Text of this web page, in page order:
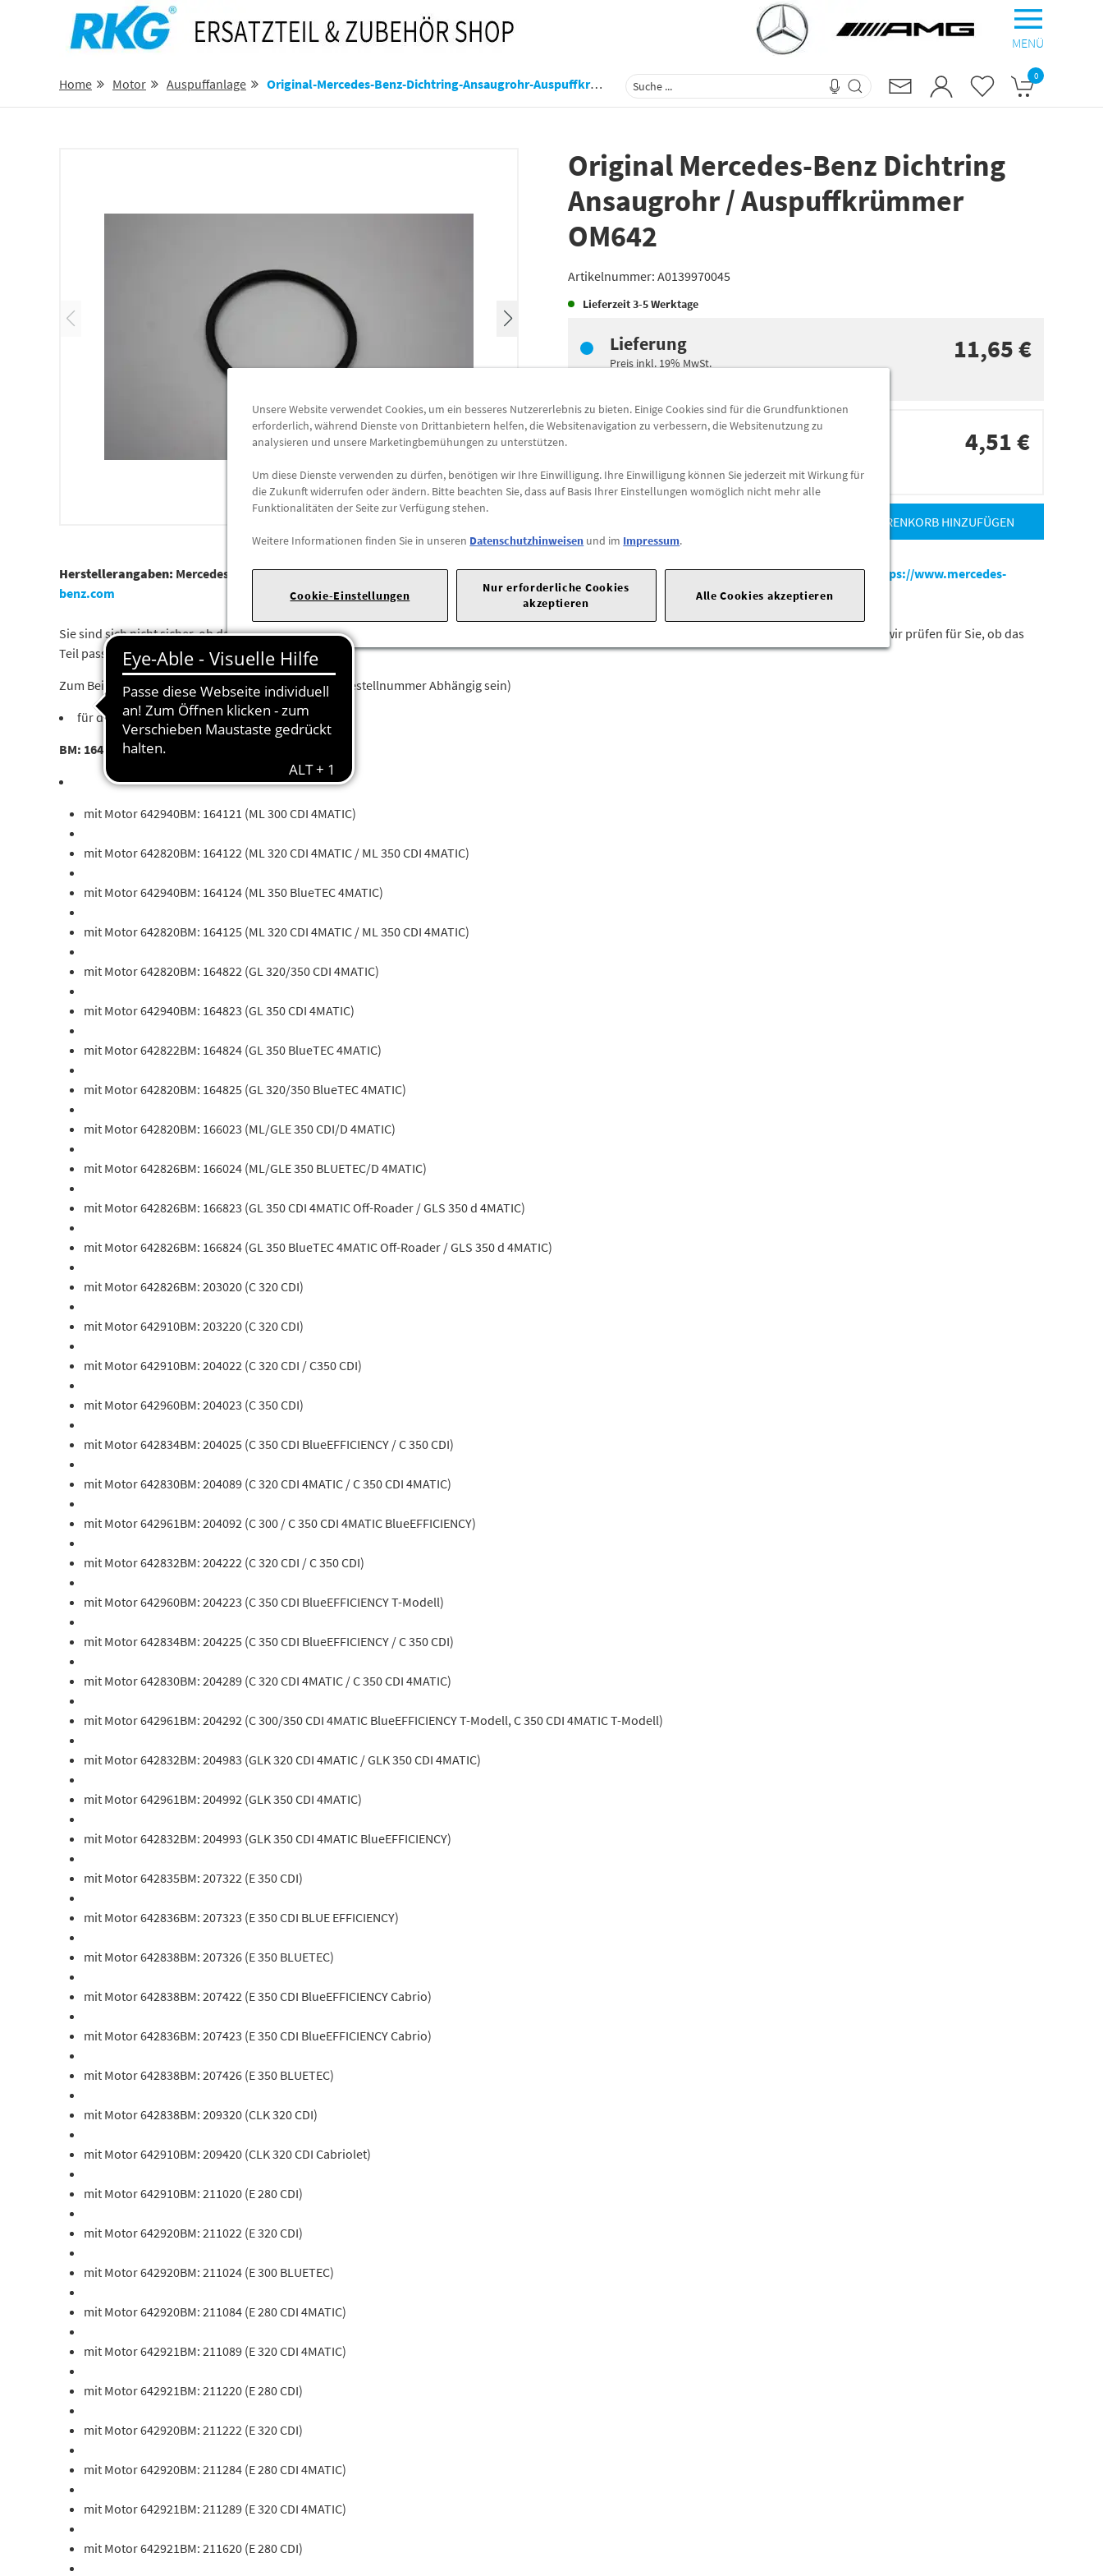
MENÜ
Home Motor Auspuffanlage Original-Mercedes-Benz-Dichtring-Ansaugrohr-Auspuffkruemmer-Om642-A0139970045 0
Original Mercedes-Benz Dichtring
Ansaugrohr / Auspuffkrümmer
OM642
Artikelnummer: A0139970045
Lieferzeit3-5 Werktage
Lieferung
Preis inkl. 19% MwSt.
11,65 €
Abholung
Abholbar andiesen Standorten
4,51 €
ZUM WARENKORB HINZUFÜGEN
Herstellerangaben: Mercedes-Benz AG |Mercedesstr. 120 |70723 Stuttgart |Tel: +49711170 |E-Mail:dialog.mb@mercedes-benz.com|Webseite:
https://www.mercedes-
benz.com
Sie sind sich nicht sicher, ob das Ersatzteil bei Ihrem Fahrzeug passt? Kein Problem. Senden Sie uns die komplette Fahrgestellnummer Ihres Fahrzeugs,wir prüfen für Sie, ob das
Teil passt.
Zum Beispiel passend (kann Ausstattung- oder Fahrgestellnummer Abhängig sein)
für die Mercedes-Benz Modelle:
BM: 164120 (ML 280 CDI 4MATIC / ML 300 CDI 4MATIC)
mit Motor 642940BM: 164121 (ML 300 CDI 4MATIC)
mit Motor 642820BM: 164122 (ML 320 CDI 4MATIC / ML 350 CDI 4MATIC)
mit Motor 642940BM: 164124 (ML 350 BlueTEC 4MATIC)
mit Motor 642820BM: 164125 (ML 320 CDI 4MATIC / ML 350 CDI 4MATIC)
mit Motor 642820BM: 164822 (GL 320/350 CDI 4MATIC)
mit Motor 642940BM: 164823 (GL 350 CDI 4MATIC)
mit Motor 642822BM: 164824 (GL 350 BlueTEC 4MATIC)
mit Motor 642820BM: 164825 (GL 320/350 BlueTEC 4MATIC)
mit Motor 642820BM: 166023 (ML/GLE 350 CDI/D 4MATIC)
mit Motor 642826BM: 166024 (ML/GLE 350 BLUETEC/D 4MATIC)
mit Motor 642826BM: 166823 (GL 350 CDI 4MATIC Off-Roader / GLS 350 d 4MATIC)
mit Motor 642826BM: 166824 (GL 350 BlueTEC 4MATIC Off-Roader / GLS 350 d 4MATIC)
mit Motor 642826BM: 203020 (C 320 CDI)
mit Motor 642910BM: 203220 (C 320 CDI)
mit Motor 642910BM: 204022 (C 320 CDI / C350 CDI)
mit Motor 642960BM: 204023 (C 350 CDI)
mit Motor 642834BM: 204025 (C 350 CDI BlueEFFICIENCY / C 350 CDI)
mit Motor 642830BM: 204089 (C 320 CDI 4MATIC / C 350 CDI 4MATIC)
mit Motor 642961BM: 204092 (C 300 / C 350 CDI 4MATIC BlueEFFICIENCY)
mit Motor 642832BM: 204222 (C 320 CDI / C 350 CDI)
mit Motor 642960BM: 204223 (C 350 CDI BlueEFFICIENCY T-Modell)
mit Motor 642834BM: 204225 (C 350 CDI BlueEFFICIENCY / C 350 CDI)
mit Motor 642830BM: 204289 (C 320 CDI 4MATIC / C 350 CDI 4MATIC)
mit Motor 642961BM: 204292 (C 300/350 CDI 4MATIC BlueEFFICIENCY T-Modell, C 350 CDI 4MATIC T-Modell)
mit Motor 642832BM: 204983 (GLK 320 CDI 4MATIC / GLK 350 CDI 4MATIC)
mit Motor 642961BM: 204992 (GLK 350 CDI 4MATIC)
mit Motor 642832BM: 204993 (GLK 350 CDI 4MATIC BlueEFFICIENCY)
mit Motor 642835BM: 207322 (E 350 CDI)
mit Motor 642836BM: 207323 (E 350 CDI BLUE EFFICIENCY)
mit Motor 642838BM: 207326 (E 350 BLUETEC)
mit Motor 642838BM: 207422 (E 350 CDI BlueEFFICIENCY Cabrio)
mit Motor 642836BM: 207423 (E 350 CDI BlueEFFICIENCY Cabrio)
mit Motor 642838BM: 207426 (E 350 BLUETEC)
mit Motor 642838BM: 209320 (CLK 320 CDI)
mit Motor 642910BM: 209420 (CLK 320 CDI Cabriolet)
mit Motor 642910BM: 211020 (E 280 CDI)
mit Motor 642920BM: 211022 (E 320 CDI)
mit Motor 642920BM: 211024 (E 300 BLUETEC)
mit Motor 642920BM: 211084 (E 280 CDI 4MATIC)
mit Motor 642921BM: 211089 (E 320 CDI 4MATIC)
mit Motor 642921BM: 211220 (E 280 CDI)
mit Motor 642920BM: 211222 (E 320 CDI)
mit Motor 642920BM: 211284 (E 280 CDI 4MATIC)
mit Motor 642921BM: 211289 (E 320 CDI 4MATIC)
mit Motor 642921BM: 211620 (E 280 CDI)
Unsere Website verwendet Cookies, um ein besseres Nutzererlebnis zu bieten. Einige Cookies sind für die Grundfunktionen
erforderlich, während Dienste von Drittanbietern helfen, die Websitenavigation zu verbessern, die Websitenutzung zu
analysieren und unsere Marketingbemühungen zu unterstützen.
Um diese Dienste verwenden zu dürfen, benötigen wir Ihre Einwilligung. Ihre Einwilligung können Sie jederzeit mit Wirkung für
die Zukunft widerrufen oder ändern. Bitte beachten Sie, dass auf Basis Ihrer Einstellungen womöglich nicht mehr alle
Funktionalitäten der Seite zur Verfügung stehen.
Weitere Informationen finden Sie in unseren Datenschutzhinweisen und im Impressum.
Cookie-Einstellungen
Nur erforderliche Cookies
akzeptieren
Alle Cookies akzeptieren